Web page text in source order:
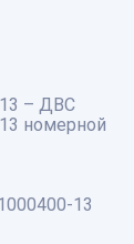
– ДВС
номерной
13